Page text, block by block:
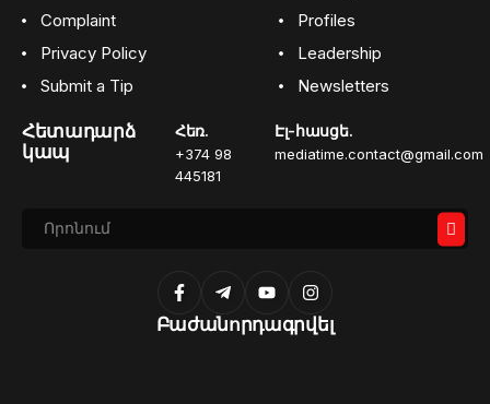
Complaint
Privacy Policy
Submit a Tip
Profiles
Leadership
Newsletters
Հետադարձ
կապ
Հեռ.
+374 98
445181
Էլ-հասցե.
mediatime.contact@gmail.com
Բաժանորդագրվել